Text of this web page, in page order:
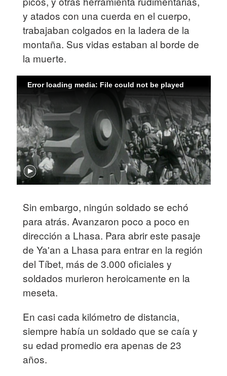
y atados con una cuerda en el cuerpo,
trabajaban colgados en la ladera de la
montaña. Sus vidas estaban al borde de
la muerte.
Error loading media: File could not be played
Sin embargo, ningún soldado se echó
para atrás. Avanzaron poco a poco en
dirección a Lhasa. Para abrir este pasaje
de Ya'an a Lhasa para entrar en la región
del Tíbet, más de 3.000 oficiales y
soldados murieron heroicamente en la
meseta.
En casi cada kilómetro de distancia,
siempre había un soldado que se caía y
su edad promedio era apenas de 23
años.